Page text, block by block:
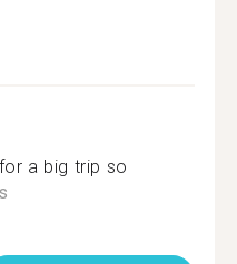
a big trip so